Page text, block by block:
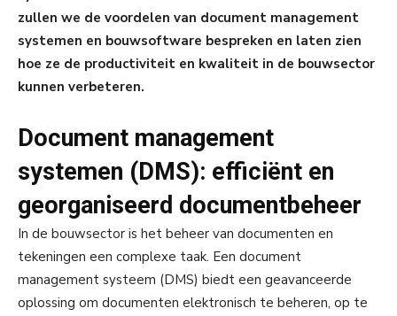
zullen we de voordelen van document management
systemen en bouwsoftware bespreken en laten zien
hoe ze de productiviteit en kwaliteit in de bouwsector
kunnen verbeteren.
Document management
systemen (DMS): efficiënt en
georganiseerd documentbeheer
In de bouwsector is het beheer van documenten en
tekeningen een complexe taak. Een document
management systeem (DMS) biedt een geavanceerde
oplossing om documenten elektronisch te beheren, op te